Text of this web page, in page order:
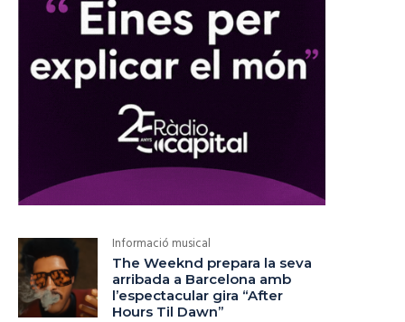
Informació musical
The Weeknd prepara la seva
arribada a Barcelona amb
l’espectacular gira “After
Hours Til Dawn”